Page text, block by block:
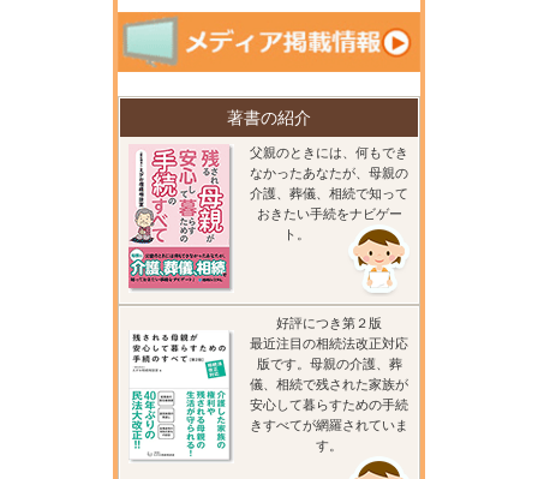
著書の紹介
父親のときには、何もでき
なかったあなたが、母親の
介護、葬儀、相続で知って
おきたい手続をナビゲー
ト。
好評につき第２版
最近注目の相続法改正対応
版です。母親の介護、葬
儀、相続で残された家族が
安心して暮らすための手続
きすべてが網羅されていま
す。